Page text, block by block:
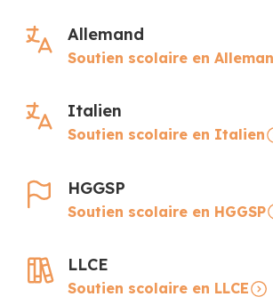
Allemand
Soutien scolaire en
Italien
Soutien scolaire en Italien
HGGSP
Soutien scolaire en HGGSP
LLCE
Soutien scolaire en LLCE